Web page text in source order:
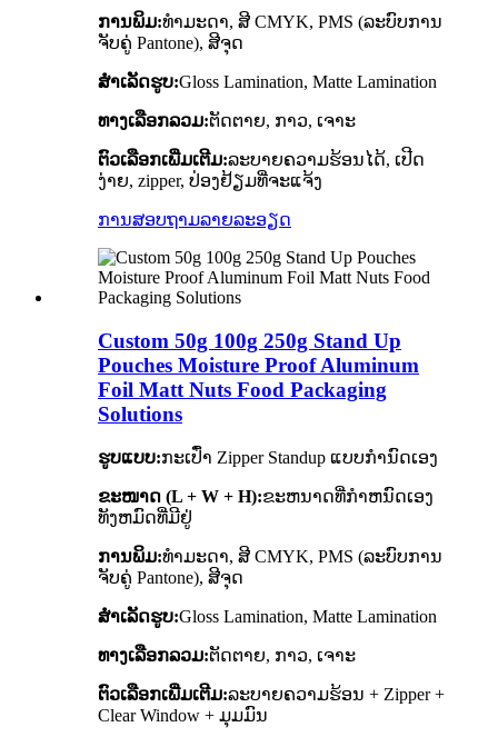
ການພິມ:ທຳມະດາ, ສີ CMYK, PMS (ລະບົບການ
ຈັບຄູ່ Pantone), ສີຈຸດ
ສໍາເລັດຮູບ:Gloss Lamination, Matte Lamination
ທາງເລືອກລວມ:ຕັດຕາຍ, ກາວ, ເຈາະ
ຕົວເລືອກເພີ່ມເຕີມ:ລະບາຍຄວາມຮ້ອນໄດ້, ເປີດ
ງ່າຍ, zipper, ປ່ອງຢ້ຽມທີ່ຈະແຈ້ງ
ການສອບຖາມລາຍລະອຽດ
Custom 50g 100g 250g Stand Up
Pouches Moisture Proof Aluminum
Foil Matt Nuts Food Packaging
Solutions
ຮູບແບບ:ກະເປົ໋າ Zipper Standup ແບບກຳນົດເອງ
ຂະໜາດ (L + W + H):ຂະຫນາດທີ່ກໍາຫນົດເອງ
ທັງຫມົດທີ່ມີຢູ່
ການພິມ:ທຳມະດາ, ສີ CMYK, PMS (ລະບົບການ
ຈັບຄູ່ Pantone), ສີຈຸດ
ສໍາເລັດຮູບ:Gloss Lamination, Matte Lamination
ທາງເລືອກລວມ:ຕັດຕາຍ, ກາວ, ເຈາະ
ຕົວເລືອກເພີ່ມເຕີມ:ລະບາຍຄວາມຮ້ອນ + Zipper +
Clear Window + ມຸມມົນ